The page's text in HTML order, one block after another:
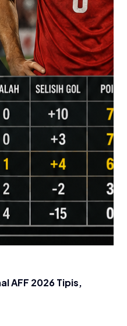
AFF 2026 Tipis,